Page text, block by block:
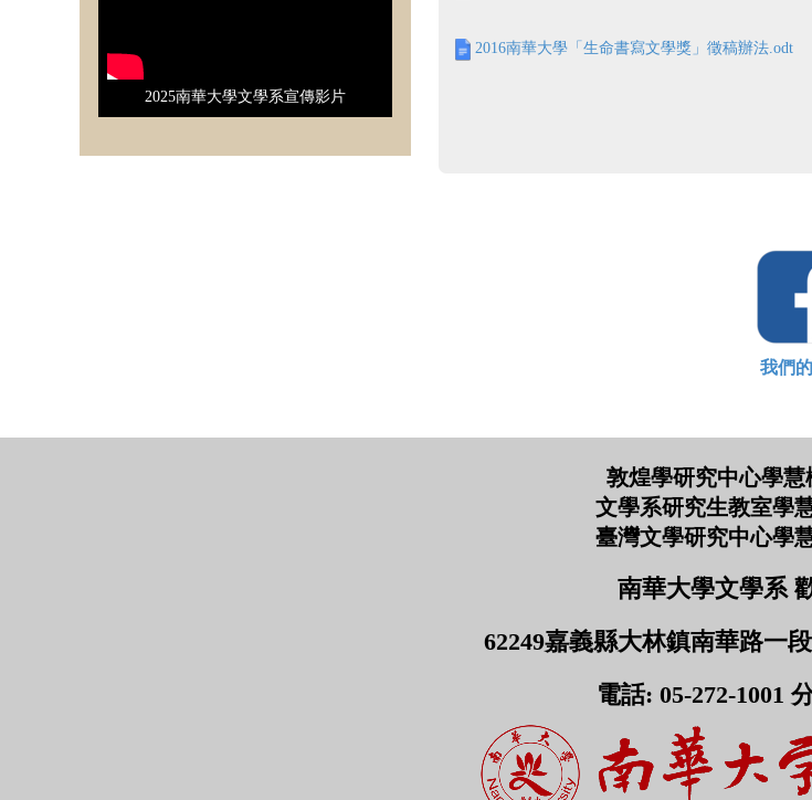
2025南華大學文學系宣傳影片
2016南華大學「生命書寫文學獎」徵稿辦法.odt
我們
敦煌學研究中心學慧
文學系研究生教室學
臺灣文學研究中心學
南華大學文學系
62249嘉義縣大林鎮南華路一
電話: 05-272-1001